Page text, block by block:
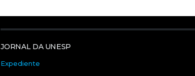
JORNAL DA UNESP
Expediente